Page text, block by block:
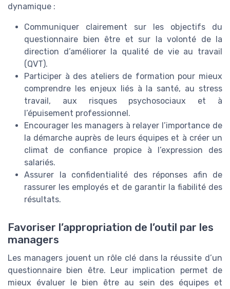
dynamique :
Communiquer clairement sur les objectifs du
questionnaire bien être et sur la volonté de la
direction d’améliorer la qualité de vie au travail
(QVT).
Participer à des ateliers de formation pour mieux
comprendre les enjeux liés à la santé, au stress
travail, aux risques psychosociaux et à
l’épuisement professionnel.
Encourager les managers à relayer l’importance de
la démarche auprès de leurs équipes et à créer un
climat de confiance propice à l’expression des
salariés.
Assurer la confidentialité des réponses afin de
rassurer les employés et de garantir la fiabilité des
résultats.
Favoriser l’appropriation de l’outil par les
managers
Les managers jouent un rôle clé dans la réussite d’un
questionnaire bien être. Leur implication permet de
mieux évaluer le bien être au sein des équipes et